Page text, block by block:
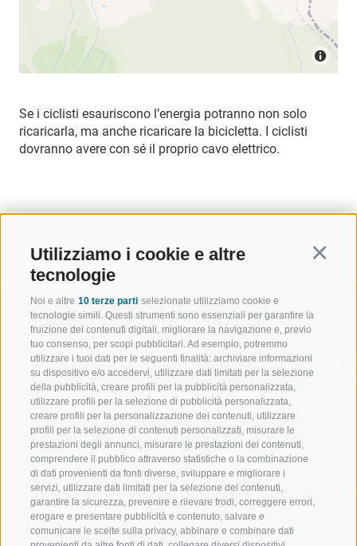
Utilizziamo i cookie e altre
tecnologie
Noi e altre 10 terze parti selezionate utilizziamo cookie e
tecnologie simili. Questi strumenti sono essenziali per garantire la
fruizione dei contenuti digitali, migliorare la navigazione e, previo
tuo consenso, per scopi pubblicitari. Ad esempio, potremmo
utilizzare i tuoi dati per le seguenti finalità: archiviare informazioni
su dispositivo e/o accedervi, utilizzare dati limitati per la selezione
della pubblicità, creare profili per la pubblicità personalizzata,
utilizzare profili per la selezione di pubblicità personalizzata,
creare profili per la personalizzazione dei contenuti, utilizzare
profili per la selezione di contenuti personalizzati, misurare le
prestazioni degli annunci, misurare le prestazioni dei contenuti,
comprendere il pubblico attraverso statistiche o la combinazione
di dati provenienti da fonti diverse, sviluppare e migliorare i
servizi, utilizzare dati limitati per la selezione dei contenuti,
garantire la sicurezza, prevenire e rilevare frodi, correggere errori,
erogare e presentare pubblicità e contenuto, salvare e
comunicare le scelte sulla privacy, abbinare e combinare dati
Se i ciclisti esauriscono l’energia potranno non solo
ricaricarla, ma anche ricaricare la bicicletta. I ciclisti
dovranno avere con sé il proprio cavo elettrico.
BENVENUTI NELLA REGIONE
TURISTICA DI RACINES
VAL GIOVO
VAL RACINES
VAL RIDANNA
IMPIANTI DI RISALITA
SPORT E
MOMENTI
SCIARE
ESCURSIONI
ALTA
BIKE